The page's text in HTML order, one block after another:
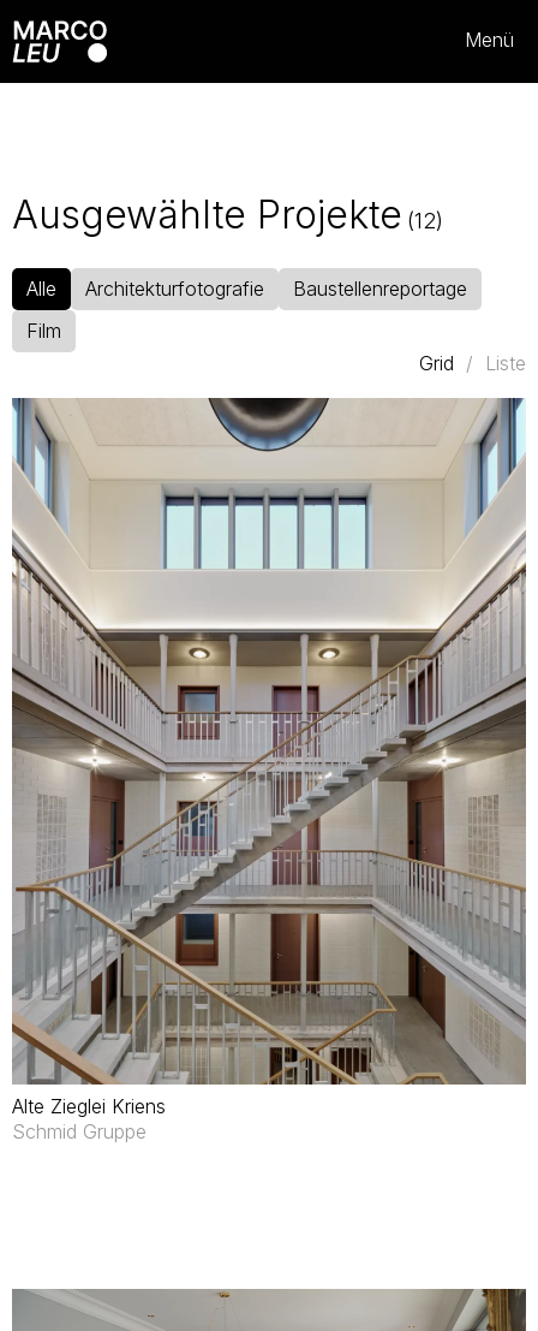
Menü
Ausgewählte Projekte (12)
Alle Architekturfotografie
Baustellenreportage
Film
Grid / Liste
Alte Zieglei Kriens
Schmid Gruppe